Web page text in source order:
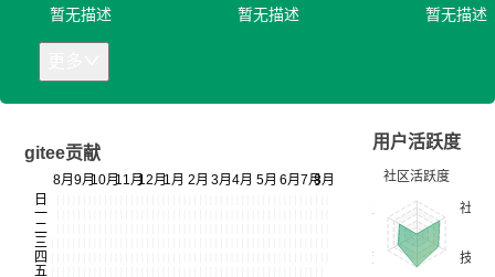
暂无描述 暂无描述 暂无描述
gitee贡献
用户活跃度